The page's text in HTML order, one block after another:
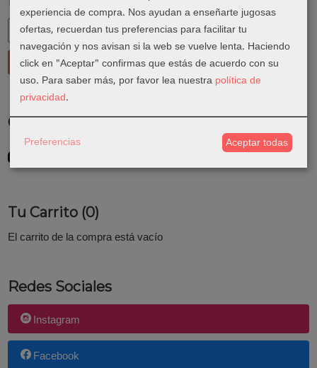
Costes de Envío
GRATIS *
Consultar Destinos
Tu Carrito (0)
El carrito de la compra está vacío
Redes Sociales
Instagram
Facebook
experiencia de compra. Nos ayudan a enseñarte jugosas
ofertas, recuerdan tus preferencias para facilitar tu
navegación y nos avisan si la web se vuelve lenta. Haciendo
click en "Aceptar" confirmas que estás de acuerdo con su
uso. Para saber más, por favor lea nuestra política de
privacidad.
Preferencias Aceptar todas